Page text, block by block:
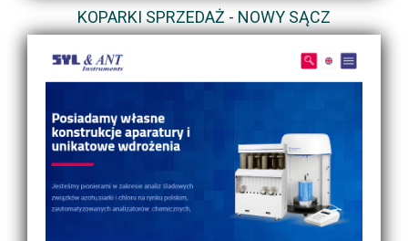
KOPARKI SPRZEDAŻ - NOWY SĄCZ